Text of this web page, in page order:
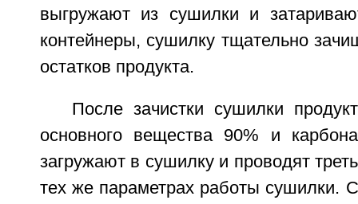
выгружают из сушилки и
контейнеры, сушилку тщательно
остатков продукта.
После зачистки сушилки
основного вещества 90% и
загружают в сушилку и проводят
тех же параметрах работы сушилки.